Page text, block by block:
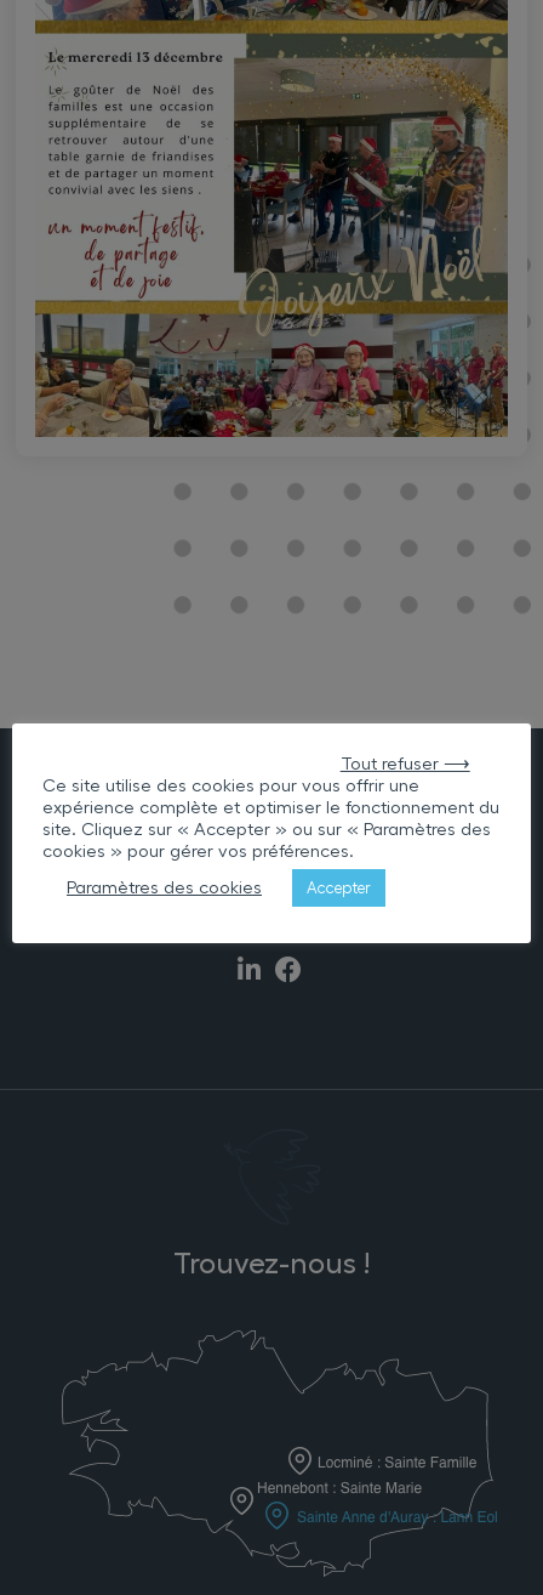
L’association Lann Eol comporte 176 lits d’hébergement
permanent, répartis sur un seul site et deux maisons, Lann
Eol et Ker Anna.
Trouvez-nous !
Tout refuser ⟶
Ce site utilise des cookies pour vous offrir une
expérience complète et optimiser le fonctionnement du
site. Cliquez sur « Accepter » ou sur « Paramètres des
cookies » pour gérer vos préférences.
Paramètres des cookies
Accepter